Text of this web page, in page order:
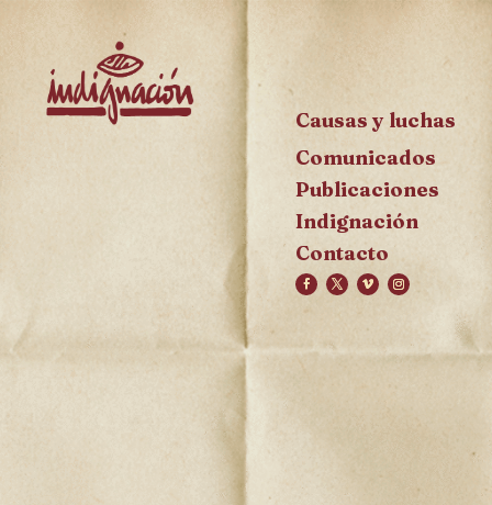
Causas y luchas
Comunicados
Publicaciones
Indignación
Contacto